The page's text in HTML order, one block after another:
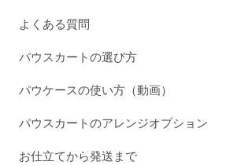
よくある質問
パウスカートの選び方
パウケースの使い方（動画）
パウスカートのアレンジオプション
お仕立てから発送まで